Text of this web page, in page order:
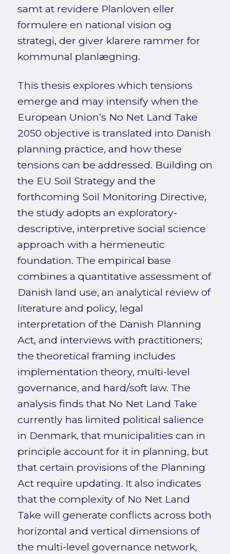
samt at revidere Planloven eller
formulere en national vision og
strategi, der giver klarere rammer for
kommunal planlægning.
This thesis explores which tensions
emerge and may intensify when the
European Union’s No Net Land Take
2050 objective is translated into Danish
planning practice, and how these
tensions can be addressed. Building on
the EU Soil Strategy and the
forthcoming Soil Monitoring Directive,
the study adopts an exploratory-
descriptive, interpretive social science
approach with a hermeneutic
foundation. The empirical base
combines a quantitative assessment of
Danish land use, an analytical review of
literature and policy, legal
interpretation of the Danish Planning
Act, and interviews with practitioners;
the theoretical framing includes
implementation theory, multi-level
governance, and hard/soft law. The
analysis finds that No Net Land Take
currently has limited political salience
in Denmark, that municipalities can in
principle account for it in planning, but
that certain provisions of the Planning
Act require updating. It also indicates
that the complexity of No Net Land
Take will generate conflicts across both
horizontal and vertical dimensions of
the multi-level governance network,